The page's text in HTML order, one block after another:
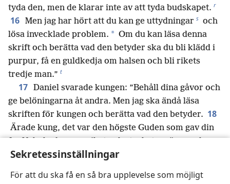
Sekretessinställningar
För att du ska få en så bra upplevelse som möjligt
tyda den, men de klarar inte av att tyda budskapet. r
16 Men jag har hört att du kan ge uttydningar s och
lösa invecklade problem. * Om du kan läsa denna
skrift och berätta vad den betyder ska du bli klädd i
purpur, få en guldkedja om halsen och bli rikets
tredje man.” t
17 Daniel svarade kungen: ”Behåll dina gåvor och
ge belöningarna åt andra. Men jag ska ändå läsa
skriften för kungen och berätta vad den betyder. 18
Ärade kung, det var den högste Guden som gav din
far Nebukadnẹssar riket och storheten, äran och
majestätet. u 19 Han fick en sådan storhet av Gud
honom i fruktan.
v Han dödade vem han ville och